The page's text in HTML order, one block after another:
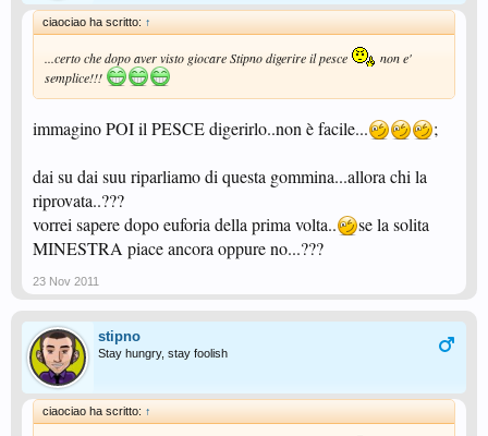
ciaociao ha scritto: ↑
...certo che dopo aver visto giocare Stipno digerire il pesce
non e'
semplice!!!
immagino POI il PESCE digerirlo..non è facile... ;
dai su dai suu riparliamo di questa gommina...allora chi la
riprovata..???
vorrei sapere dopo euforia della prima volta..
se la solita
MINESTRA piace ancora oppure no...???
23 Nov 2011
stipno
Stay hungry, stay foolish
ciaociao ha scritto: ↑